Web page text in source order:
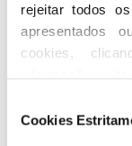
rejeitar todos
apresentados
cookies,
deCookies
Conheça a